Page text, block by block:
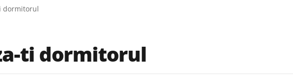
dormitorul
ti dormitorul